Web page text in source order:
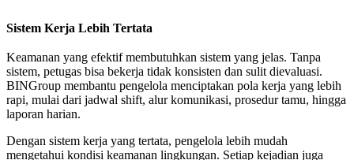
Sistem Kerja Lebih Tertata
Keamanan yang efektif membutuhkan sistem yang jelas. Tanpa
sistem, petugas bisa bekerja tidak konsisten dan sulit dievaluasi.
BINGroup membantu pengelola menciptakan pola kerja yang lebih
rapi, mulai dari jadwal shift, alur komunikasi, prosedur tamu, hingga
laporan harian.
Dengan sistem kerja yang tertata, pengelola lebih mudah
mengetahui kondisi keamanan lingkungan. Setiap kejadian juga